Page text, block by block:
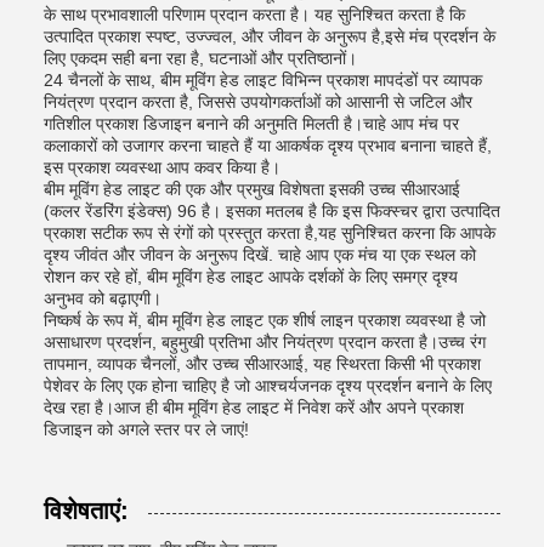
के साथ प्रभावशाली परिणाम प्रदान करता है। यह सुनिश्चित करता है कि
उत्पादित प्रकाश स्पष्ट, उज्ज्वल, और जीवन के अनुरूप है,इसे मंच प्रदर्शन के
लिए एकदम सही बना रहा है, घटनाओं और प्रतिष्ठानों।
24 चैनलों के साथ, बीम मूविंग हेड लाइट विभिन्न प्रकाश मापदंडों पर व्यापक
नियंत्रण प्रदान करता है, जिससे उपयोगकर्ताओं को आसानी से जटिल और
गतिशील प्रकाश डिजाइन बनाने की अनुमति मिलती है।चाहे आप मंच पर
कलाकारों को उजागर करना चाहते हैं या आकर्षक दृश्य प्रभाव बनाना चाहते हैं,
इस प्रकाश व्यवस्था आप कवर किया है।
बीम मूविंग हेड लाइट की एक और प्रमुख विशेषता इसकी उच्च सीआरआई
(कलर रेंडरिंग इंडेक्स) 96 है। इसका मतलब है कि इस फिक्स्चर द्वारा उत्पादित
प्रकाश सटीक रूप से रंगों को प्रस्तुत करता है,यह सुनिश्चित करना कि आपके
दृश्य जीवंत और जीवन के अनुरूप दिखें. चाहे आप एक मंच या एक स्थल को
रोशन कर रहे हों, बीम मूविंग हेड लाइट आपके दर्शकों के लिए समग्र दृश्य
अनुभव को बढ़ाएगी।
निष्कर्ष के रूप में, बीम मूविंग हेड लाइट एक शीर्ष लाइन प्रकाश व्यवस्था है जो
असाधारण प्रदर्शन, बहुमुखी प्रतिभा और नियंत्रण प्रदान करता है।उच्च रंग
तापमान, व्यापक चैनलों, और उच्च सीआरआई, यह स्थिरता किसी भी प्रकाश
पेशेवर के लिए एक होना चाहिए है जो आश्चर्यजनक दृश्य प्रदर्शन बनाने के लिए
देख रहा है।आज ही बीम मूविंग हेड लाइट में निवेश करें और अपने प्रकाश
डिजाइन को अगले स्तर पर ले जाएं!
विशेषताएं: